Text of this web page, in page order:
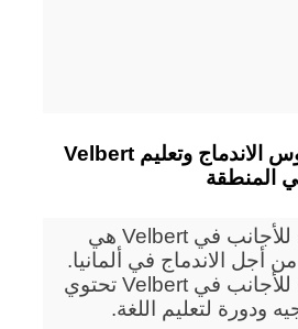
Velbert عناوين مُقَدِّمي دروس الاندماج وتعليم
في المنطقة
دروس الاندماج للأجانب في Velbert هي
الاندماج في ألمانيا.
دروس الاندماج للأجانب في Velbert تحتوي
ودورة لتعليم اللغة.